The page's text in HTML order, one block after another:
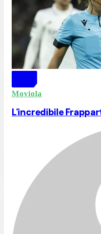
Moviola
L'incredibile